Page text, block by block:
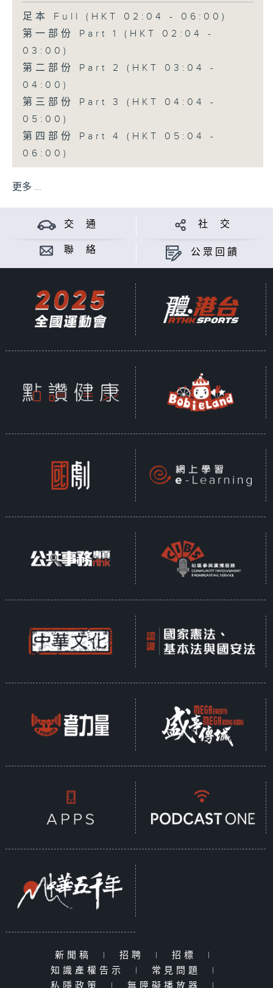
足本 Full (HKT 02:04 - 06:00)
第一部份 Part 1 (HKT 02:04 -
03:00)
第二部份 Part 2 (HKT 03:04 -
04:00)
第三部份 Part 3 (HKT 04:04 -
05:00)
第四部份 Part 4 (HKT 05:04 -
06:00)
更多 ...
交 通 社 交
聯 絡 公眾回饋
新聞稿 | 招聘 | 招標
|
知識產權告示
| 常見問題
|
私隱政策
| 無障礙播放器 |